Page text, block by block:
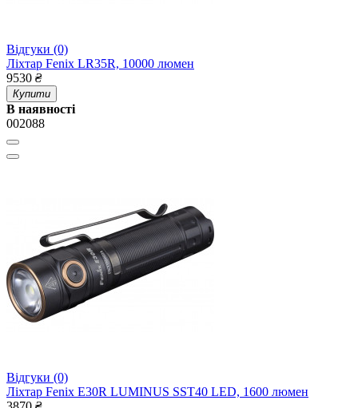
Відгуки (0)
Ліхтар Fenix LR35R, 10000 люмен
9530 ₴
Купити
В наявності
002088
Відгуки (0)
Ліхтар Fenix E30R LUMINUS SST40 LED, 1600 люмен